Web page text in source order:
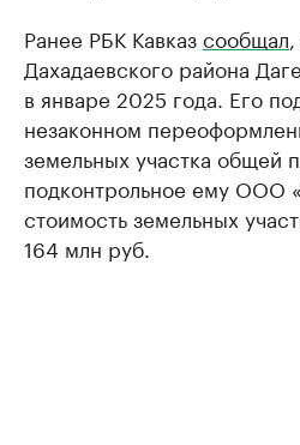
Ранее РБК Кавказсообщал
Дахадаевского района
в январе 2025 года. Его
незаконном
земельных участка общей
подконтрольное ему ООО
стоимость земельных
164 млн руб.